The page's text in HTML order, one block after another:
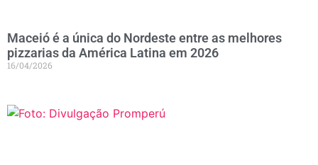
Maceió é a única do Nordeste entre as melhores
pizzarias da América Latina em 2026
16/04/2026